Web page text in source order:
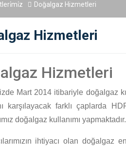
Doğalgaz Hizmetleri
Hizmetleri
Hizmetleri
Mart 2014 itibariyle doğalgaz
karşılayacak farklı çaplarda
doğalgaz kullanımı yapmaktadır.
ihtiyacı olan